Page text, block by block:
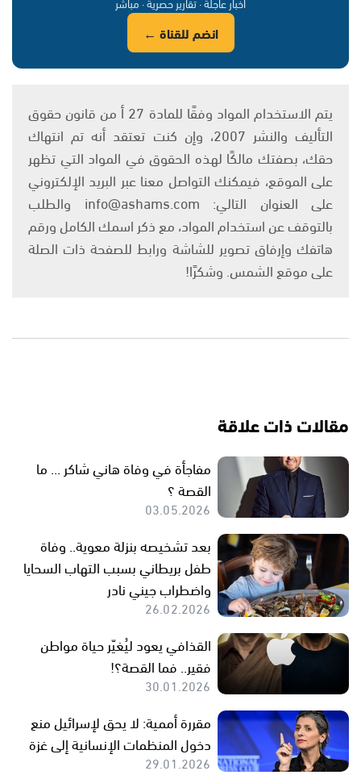
انضم للقناة ←
يتم الاستخدام المواد وفقًا للمادة 27 أ من قانون حقوق
التأليف والنشر 2007، وإن كنت تعتقد أنه تم انتهاك
حقك، بصفتك مالكًا لهذه الحقوق في المواد التي تظهر
على الموقع، فيمكنك التواصل معنا عبر البريد الإلكتروني
على العنوان التالي: info@ashams.com والطلب
بالتوقف عن استخدام المواد، مع ذكر اسمك الكامل ورقم
هاتفك وإرفاق تصوير للشاشة ورابط للصفحة ذات الصلة
على موقع الشمس. وشكرًا!
مقالات ذات علاقة
مفاجأة في وفاة هاني شاكر ... ما
القصة ؟
03.05.2026
بعد تشخيصه بنزلة معوية.. وفاة
طفل بريطاني بسبب التهاب السحايا
واضطراب جيني نادر
26.02.2026
القذافي يعود ليُغيّر حياة مواطن
فقير.. فما القصة؟!
30.01.2026
مقررة أممية: لا يحق لإسرائيل منع
دخول المنظمات الإنسانية إلى غزة
29.01.2026